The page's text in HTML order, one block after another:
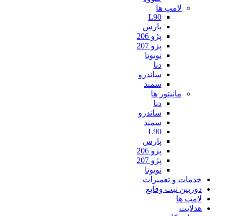
لامپ ها
L90
پارس
پژو 206
پژو 207
تویوتا
دنا
ساندرو
سمند
مانیتور ها
دنا
ساندرو
سمند
L90
پارس
پژو 206
پژو 207
تویوتا
خدمات و تعمیرات
دوربین ثبت وقایع
لامپ ها
هدلایت